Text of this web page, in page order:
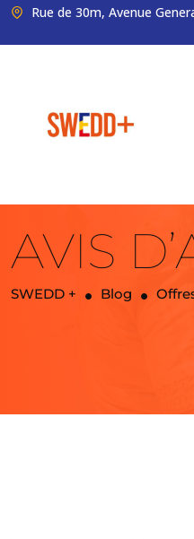
Rue de 30m, Avenue
AVIS
SWEDD + Blog